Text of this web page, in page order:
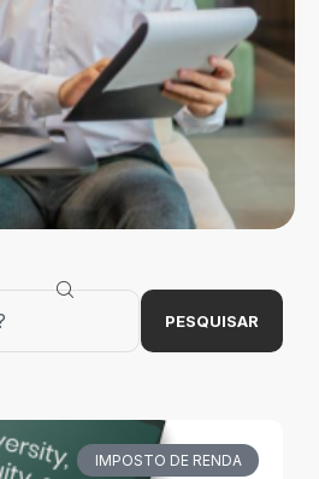
PESQUISAR
IMPOSTO DE RENDA